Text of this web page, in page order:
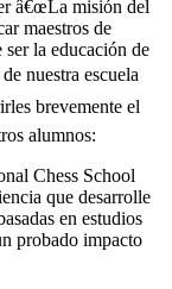
â€œLa misión del
maestros de
la educación de
nuestra escuela
brevemente el
alumnos:
Chess School
que desarrolle
en estudios
probado impacto